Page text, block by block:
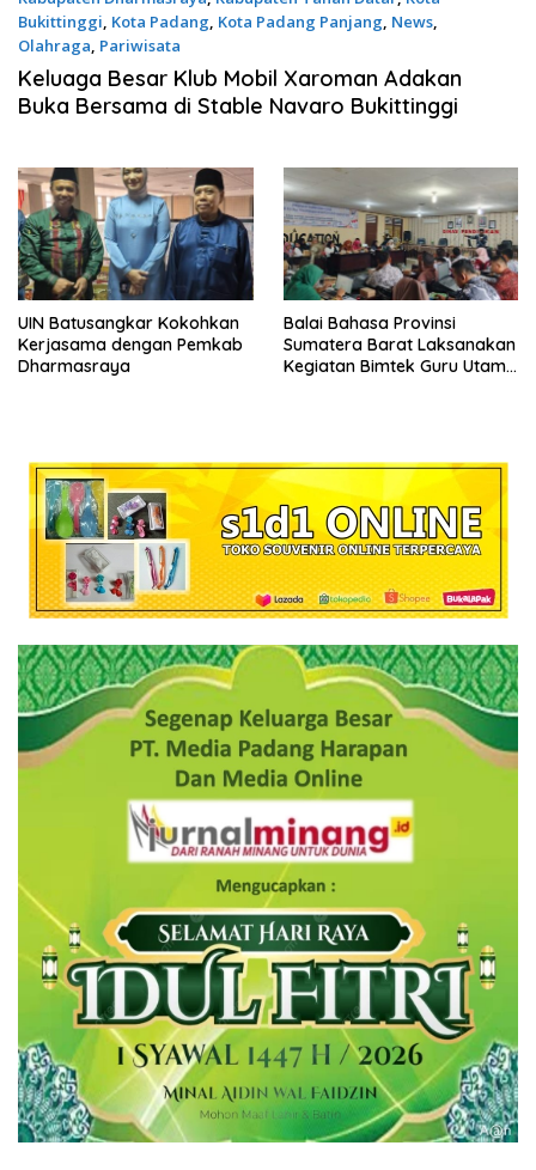
Bukittinggi, Kota Padang, Kota Padang Panjang, News,
Olahraga, Pariwisata
15 Maret 2026
Keluaga Besar Klub Mobil Xaroman Adakan
Buka Bersama di Stable Navaro Bukittinggi
UIN Batusangkar Kokohkan
Kerjasama dengan Pemkab
Dharmasraya
Balai Bahasa Provinsi
Sumatera Barat Laksanakan
Kegiatan Bimtek Guru Utama